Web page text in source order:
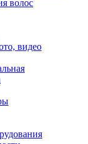
волос
видео